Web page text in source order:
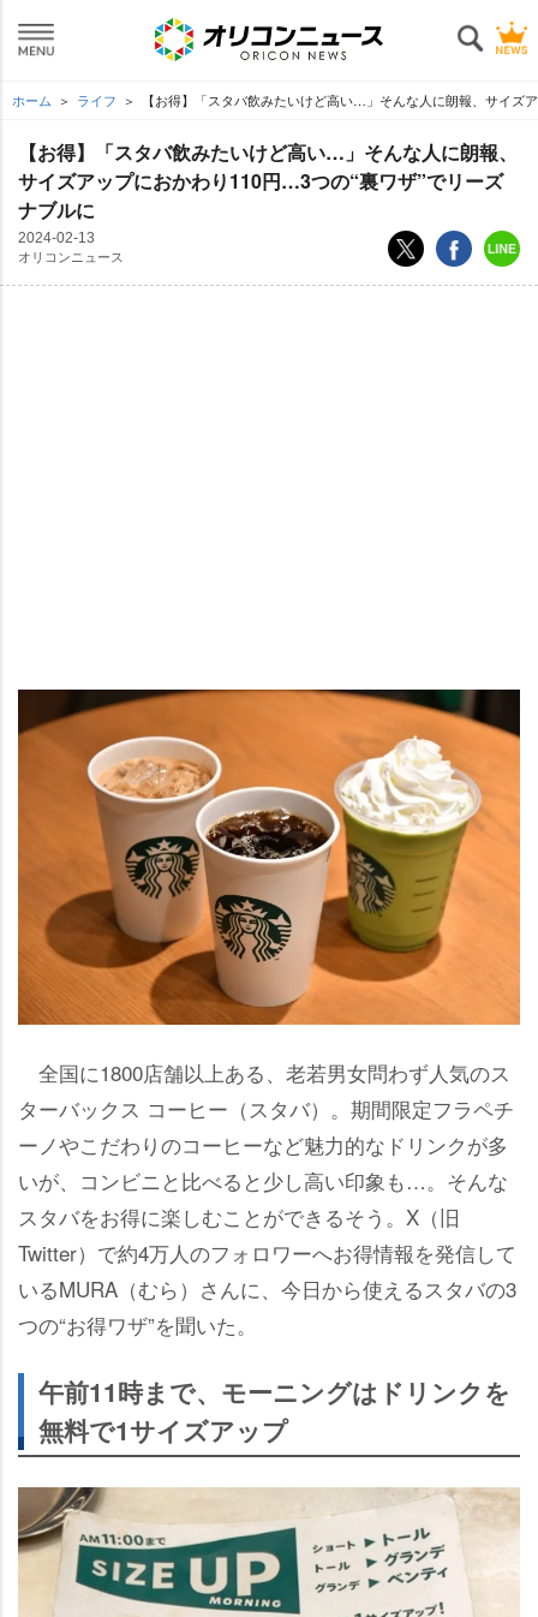
ホーム ライフ 【お得】「スタバ飲みたいけど高い…」そんな人に朗報、サイズ
【お得】「スタバ飲みたいけど高い…」そんな人に朗報、
サイズアップにおかわり110円…3つの“裏ワザ”でリーズ
ナブルに
2024-02-13
オリコンニュース
全国に1800店舗以上ある、老若男女問わず人気のス
ターバックス コーヒー（スタバ）。期間限定フラペチ
ーノやこだわりのコーヒーなど魅力的なドリンクが多
いが、コンビニと比べると少し高い印象も…。そんな
スタバをお得に楽しむことができるそう。X（旧
Twitter）で約4万人のフォロワーへお得情報を発信して
いるMURA（むら）さんに、今日から使えるスタバの3
つの“お得ワザ”を聞いた。
午前11時まで、モーニングはドリンクを
無料で1サイズアップ